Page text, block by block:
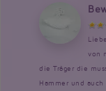
von
die Träger die
Hammer und